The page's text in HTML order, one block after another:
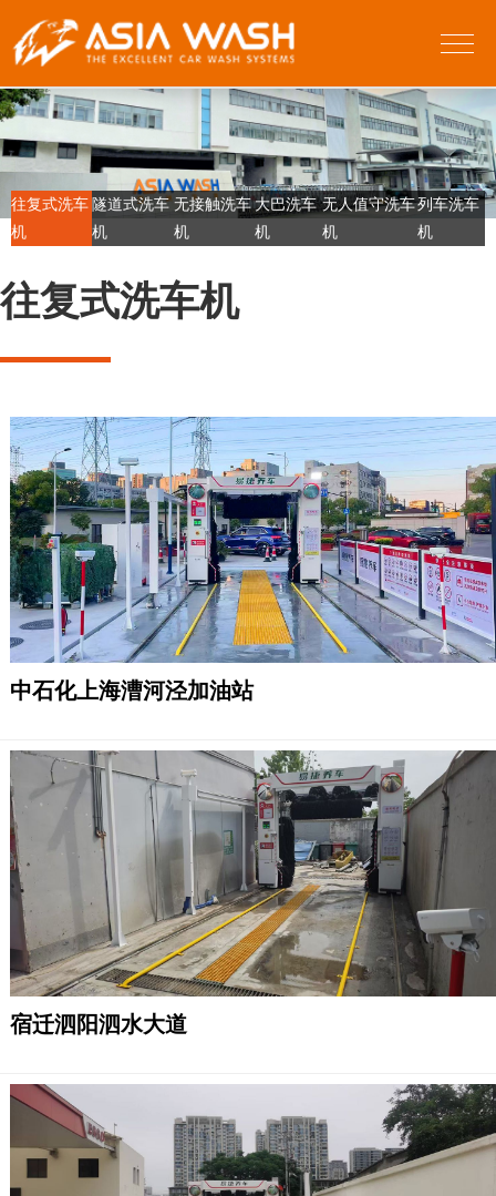
往复式洗车
机
隧道式洗车
机
无接触洗车
机
大巴洗车
机
无人值守洗车
机
列车洗车
机
往复式洗车机
中石化上海漕河泾加油站
宿迁泗阳泗水大道